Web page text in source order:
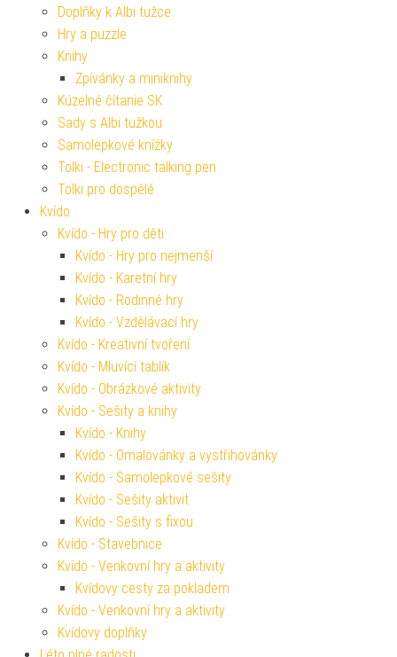
Doplňky k Albi tužce
Hry a puzzle
Knihy
Zpívánky a miniknihy
Kúzelné čítanie SK
Sady s Albi tužkou
Samolepkové knížky
Tolki - Electronic talking pen
Tolki pro dospělé
Kvído
Kvído - Hry pro děti
Kvído - Hry pro nejmenší
Kvído - Karetní hry
Kvído - Rodinné hry
Kvído - Vzdělávací hry
Kvído - Kreativní tvoření
Kvído - Mluvící tablík
Kvído - Obrázkové aktivity
Kvído - Sešity a knihy
Kvído - Knihy
Kvído - Omalovánky a vystřihovánky
Kvído - Samolepkové sešity
Kvído - Sešity aktivit
Kvído - Sešity s fixou
Kvído - Stavebnice
Kvído - Venkovní hry a aktivity
Kvídovy cesty za pokladem
Kvído - Venkovní hry a aktivity
Kvídovy doplňky